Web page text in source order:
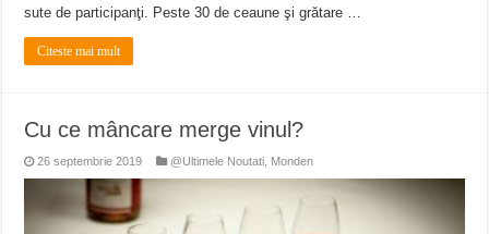
sute de participanţi. Peste 30 de ceaune şi grătare …
Citeste mai mult
Cu ce mâncare merge vinul?
26 septembrie 2019 @Ultimele Noutati Monden